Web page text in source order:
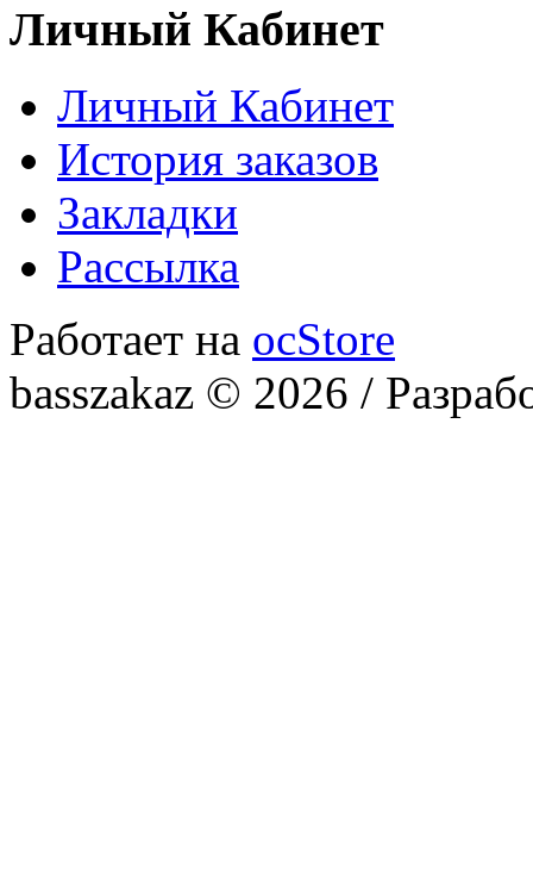
Личный Кабинет
Личный Кабинет
История заказов
Закладки
Рассылка
Работает на ocStore
basszakaz © 2026 /